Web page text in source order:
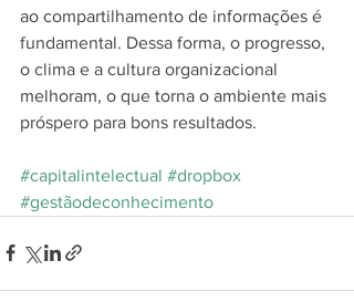
ao compartilhamento de informações é
fundamental. Dessa forma, o progresso,
o clima e a cultura organizacional
melhoram, o que torna o ambiente mais
próspero para bons resultados.
#capitalintelectual #dropbox
#gestãodeconhecimento